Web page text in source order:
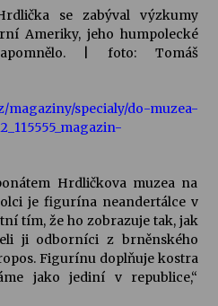
Čapka
se zabýval výzkumy
Ameriky, jeho humpolecké
| foto: Tomáš
magaziny/specialy/do-muzea-
Hrdličkova muzea na
je figurína neandertálce v
tím, že ho zobrazuje tak, jak
ji odborníci z brněnského
Figurínu doplňuje kostra
jako jediní v republice,“